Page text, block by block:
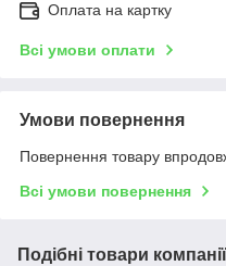
Оплата на картку
Всі умови оплати
Умови повернення
Повернення товару
Всі умови повернення
Подібні товари компанії